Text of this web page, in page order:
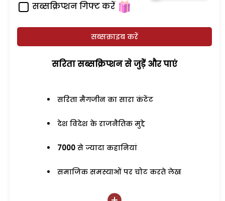
सब्सक्रिप्शन गिफ्ट करें
सब्सक्राइब करें
सरिता सब्सक्रिप्शन से जुड़ेें और पाएं
सरिता मैगजीन का सारा कंटेंट
देश विदेश के राजनैतिक मुद्दे
7000 से ज्यादा कहानियां
समाजिक समस्याओं पर चोट करते लेख